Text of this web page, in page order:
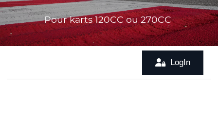
Pour karts 120CC ou 270CC